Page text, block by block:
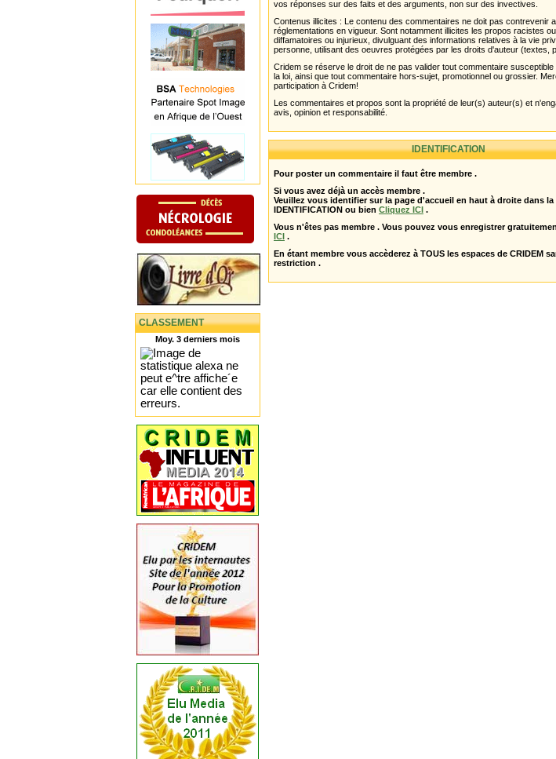
CLASSEMENT
Moy. 3 derniers mois
vos réponses sur des faits et des arguments, non sur des invectives.
Contenus illicites : Le contenu des commentaires ne doit pas contrevenir
réglementations en vigueur. Sont notamment illicites les propos racistes ou
diffamatoires ou injurieux, divulguant des informations relatives à la vie
personne, utilisant des oeuvres protégées par les droits d'auteur (textes,
Cridem se réserve le droit de ne pas valider tout commentaire
la loi, ainsi que tout commentaire hors-sujet, promotionnel ou grossier.
participation à Cridem!
Les commentaires et propos sont la propriété de leur(s) auteur(s) et
avis, opinion et responsabilité.
IDENTIFICATION
Pour poster un commentaire il faut être membre .
Si vous avez déjà un accès membre .
Veuillez vous identifier sur la page d'accueil en haut à droite dans la
IDENTIFICATION ou bien Cliquez ICI .
Vous n'êtes pas membre . Vous pouvez vous enregistrer
ICI .
En étant membre vous accèderez à TOUS les espaces de CRIDEM
restriction .